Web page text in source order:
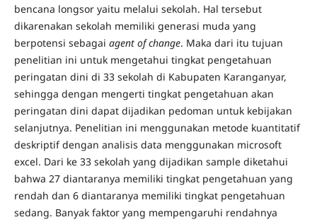
bencana longsor yaitu melalui sekolah. Hal tersebut
dikarenakan sekolah memiliki generasi muda yang
berpotensi sebagai agentof change. Maka dari itu tujuan
penelitian ini untuk mengetahui tingkat pengetahuan
peringatan dini di 33 sekolah di Kabupaten Karanganyar,
sehingga dengan mengerti tingkat pengetahuan akan
peringatan dini dapat dijadikan pedoman untuk kebijakan
selanjutnya. Penelitian ini menggunakan metode kuantitatif
deskriptif dengan analisis data menggunakan microsoft
excel. Dari ke 33 sekolah yang dijadikan sample diketahui
bahwa 27 diantaranya memiliki tingkat pengetahuan yang
rendah dan 6 diantaranya memiliki tingkat pengetahuan
sedang. Banyak faktor yang mempengaruhi rendahnya